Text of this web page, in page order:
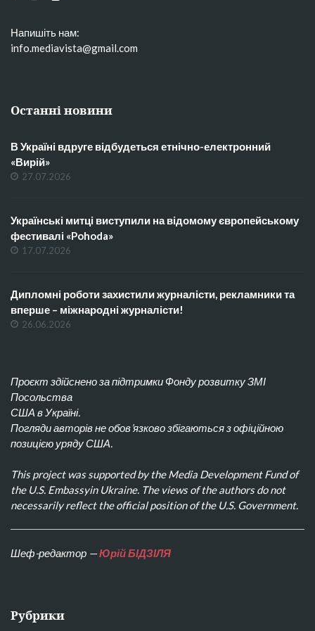
Напишіть нам:
info.mediavista@gmail.com
Останні новини
В Україні вдруге відбудеться етнічно-електронний
«Вирій»
27.07.2026
Українські митці виступили на відомому європейському
фестивалі «Pohoda»
17.07.2026
Дипломні роботи захистили журналісти, рекламники та
вперше – міжнародні журналісти!
26.06.2026
Проєкт здійснено за підтримки Фонду розвитку ЗМІ
Посольства
США в Україні.
Погляди авторів не обов’язково збігаються з офіційною
позицією уряду США.
This project was supported by the Media Development Fund of
the U.S. Embassyin Ukraine. The views of the authors do not
necessarily reflect the official position of the U.S. Government.
Шеф-редактор —Юрій БІДЗІЛЯ
Рубрики